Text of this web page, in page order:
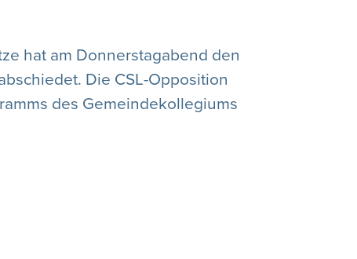
hat am Donnerstagabend den
Die CSL-Opposition
des Gemeindekollegiums